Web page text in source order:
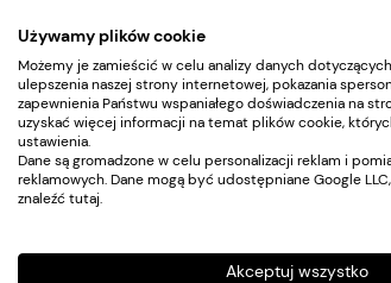
Każdy rodzaj skóry. Polecany dla skóry
SKŁADNIKI AKTYWNE:
Kwas fitowy, kwas bursztynowy, kwas
EFEKTY:
Oczyszcza skórę, zmniejsza wydzielanie
redukuje przebarwienia, uelastycznia.
Koszty dostawy
Używamy plików cookie
Możemy je zamieścić w celu analizy danych
ulepszenia naszej strony internetowej, pokazania
zapewnienia Państwu wspaniałego doświadczenia na
uzyskać więcej informacji na temat plików cookie,
ustawienia.
Dane są gromadzone w celu personalizacji reklam i
reklamowych. Dane mogą być udostępniane Google
znaleźć tutaj.
Akceptuj wszystko